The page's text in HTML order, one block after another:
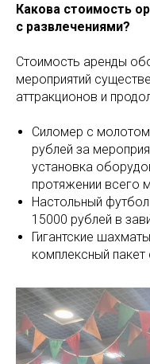
Какова стоимость
с развлечениями?
Стоимость аренды
мероприятий
аттракционов и
Силомер с
рублей за
установка
протяжении всего
Настольный
15000 рублей в
Гигантские
комплексный